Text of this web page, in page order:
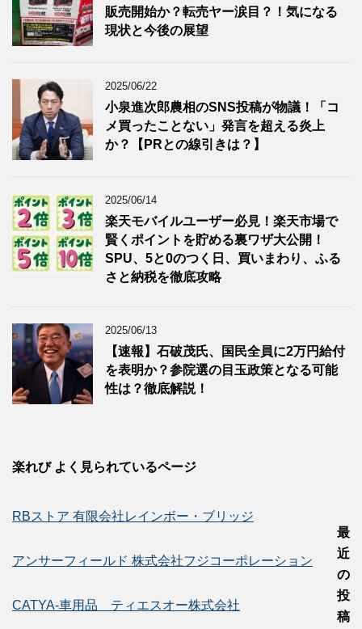
販売開始か？転売ヤー涙目？！気になる
現状と今後の展望
2025/06/22
小泉進次郎農相のSNS投稿が物議！「コ
メ買ったことない」発言を超える炎上
か？【PRとの線引きは？】
2025/06/14
楽天モバイルユーザー必見！楽天市場で
賢くポイントを貯める裏ワザ大公開！
SPU、5と0のつく日、買いまわり、ふる
さと納税を徹底攻略
2025/06/13
【速報】石破茂氏、国民全員に2万円給付
を表明か？参院選の目玉政策となる可能
性は？徹底解説！
楽れび よく見られているページ
RBストア 有限会社レインボー・ブリッジ
アンサーフィールド 株式会社フジコーポレーション
CATYA-車用品 ティエスオー株式会社
最
近
の
投
稿